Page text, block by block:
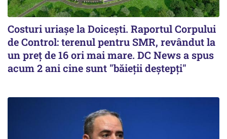
Costuri uriaşe la Doiceşti. Raportul Corpului
de Control: terenul pentru SMR, revândut la
un preţ de 16 ori mai mare. DC News a spus
acum 2 ani cine sunt "băieţii deştepţi"